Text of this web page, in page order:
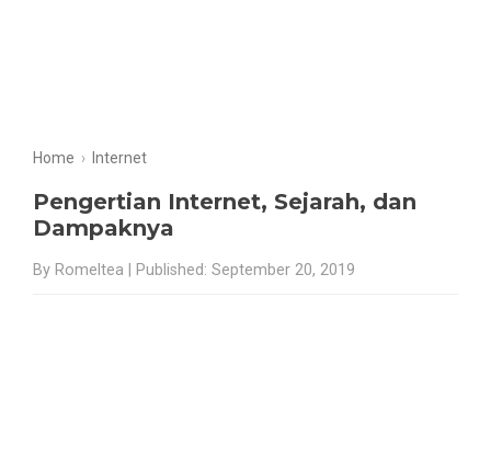
Home › Internet
Pengertian Internet, Sejarah, dan
Dampaknya
By Romeltea | Published: September 20, 2019